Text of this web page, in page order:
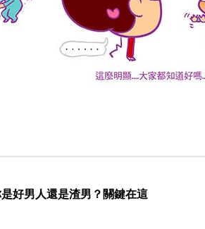
好男人還是渣男？關鍵在這